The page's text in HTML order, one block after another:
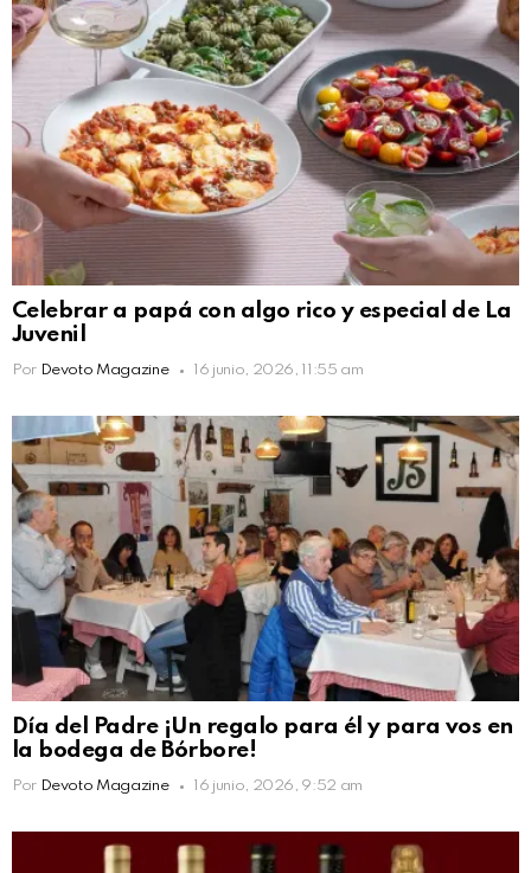
Celebrar a papá con algo rico y especial de La
Juvenil
Por Devoto Magazine 16 junio, 2026, 11:55 am
Día del Padre ¡Un regalo para él y para vos en
la bodega de Bórbore!
Por Devoto Magazine 16 junio, 2026, 9:52 am